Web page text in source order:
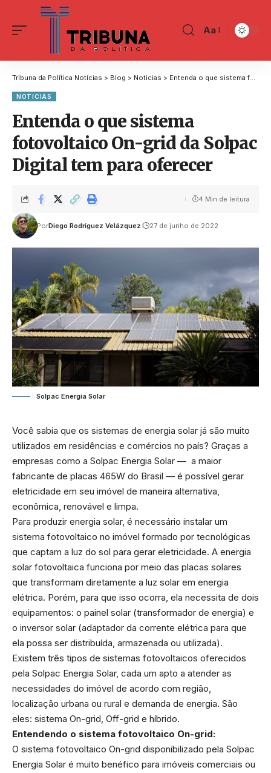
Aa
Tribuna da Política Notícias > Blog > Noticias > Entenda o que sistema fotovoltaico On-grid da Solpac Digital tem para oferecer
NOTICIAS
Entenda o que sistema
fotovoltaico On-grid da Solpac
Digital tem para oferecer
PorDiego Rodríguez Velázquez 27 de junho de 2022
4 Min de leitura
Solpac Energia Solar
Você sabia que os sistemas de energia solar já são muito
utilizados em residências e comércios no país? Graças a
empresas como a Solpac Energia Solar — a maior
fabricante de placas 465W do Brasil — é possível gerar
eletricidade em seu imóvel de maneira alternativa,
econômica, renovável e limpa.
Para produzir energia solar, é necessário instalar um
sistema fotovoltaico no imóvel formado por tecnológicas
que captam a luz do sol para gerar eletricidade. A energia
solar fotovoltaica funciona por meio das placas solares
que transformam diretamente a luz solar em energia
elétrica. Porém, para que isso ocorra, ela necessita de dois
equipamentos: o painel solar (transformador de energia) e
o inversor solar (adaptador da corrente elétrica para que
ela possa ser distribuída, armazenada ou utilizada).
Existem três tipos de sistemas fotovoltaicos oferecidos
pela Solpac Energia Solar, cada um apto a atender as
necessidades do imóvel de acordo com região,
localização urbana ou rural e demanda de energia. São
eles: sistema On-grid, Off-grid e híbrido.
Entendendo o sistema fotovoltaico On-grid:
O sistema fotovoltaico On-grid disponibilizado pela Solpac
Energia Solar é muito benéfico para imóveis comerciais ou